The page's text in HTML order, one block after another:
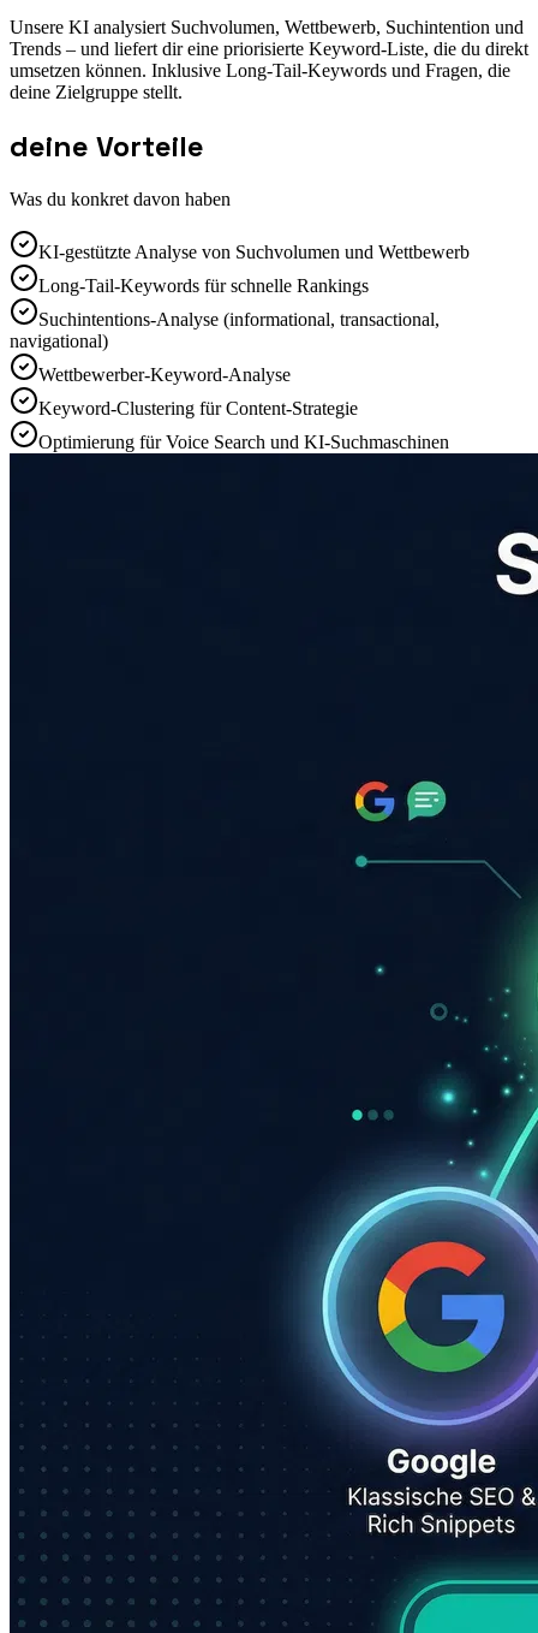
Unsere KI analysiert Suchvolumen, Wettbewerb, Suchintention und
Trends – und liefert dir eine priorisierte Keyword-Liste, die du direkt
umsetzen können. Inklusive Long-Tail-Keywords und Fragen, die
deine Zielgruppe stellt.
deine Vorteile
Was du konkret davon haben
KI-gestützte Analyse von Suchvolumen und Wettbewerb
Long-Tail-Keywords für schnelle Rankings
Suchintentions-Analyse (informational, transactional,
navigational)
Wettbewerber-Keyword-Analyse
Keyword-Clustering für Content-Strategie
Optimierung für Voice Search und KI-Suchmaschinen